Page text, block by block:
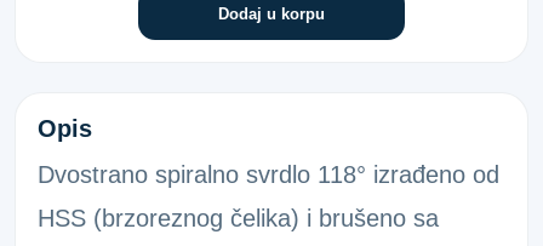
Dodaj u korpu
DVOSTRANO SVRDLO 118 4,2
Opis
Dvostrano spiralno svrdlo 118° izrađeno od
HSS (brzoreznog čelika) i brušeno sa